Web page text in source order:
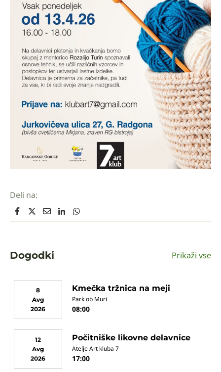
Deli na:
Dogodki Prikaži vse
8
Avg
2026
Kmečka tržnica na meji
Park ob Muri
08:00
12
Avg
2026
Počitniške likovne delavnice
Atelje Art kluba 7
17:00